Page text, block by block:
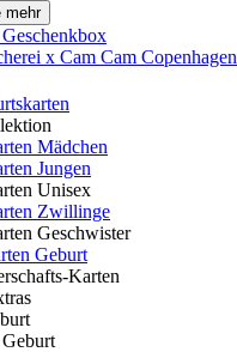
mehr
x Cam Cam Copenhagen
Mädchen
Jungen
Unisex
Zwillinge
Geschwister
Geburt
Karten